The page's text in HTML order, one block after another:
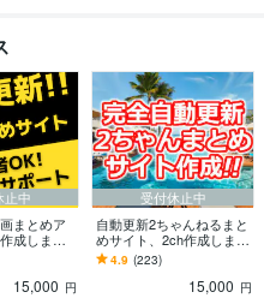
止中
まとめア
成します
な無料設
15,000 円
受付休止中
自動更新2ちゃんねるまと
めサイト、2ch作成します
完全自動更新 アフィリ
エイトサイト！！
4.9 (223)
15,000 円